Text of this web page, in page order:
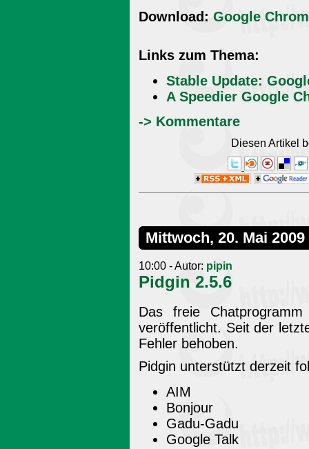
Download: Google
Links zum Thema:
Stable Update:
A Speedier Google
-> Kommentare
Diesen Artikel
Mittwoch, 20. Mai 2009
10:00 - Autor: pipin
Pidgin 2.5.6
Das freie
veröffentlicht. Seit der
Fehler behoben.
Pidgin unterstützt derzeit
AIM
Bonjour
Gadu-Gadu
Google Talk